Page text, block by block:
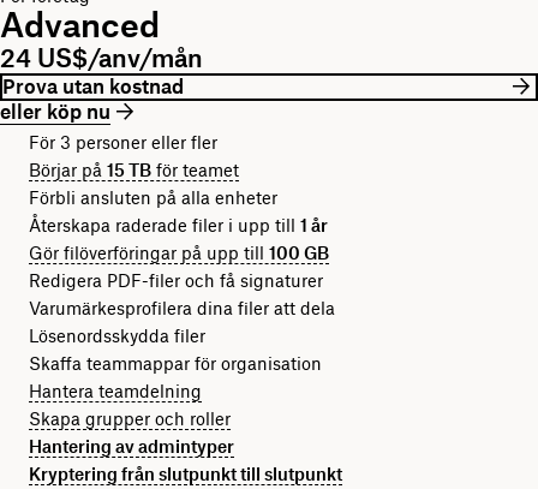
Advanced
24 US$/anv/mån
Prova utan kostnad
eller köp nu
För 3 personer eller fler
Börjar på 15 TB för teamet
Förbli ansluten på alla enheter
Återskapa raderade filer i upp till 1 år
Gör filöverföringar på upp till 100 GB
Redigera PDF-filer och få signaturer
Varumärkesprofilera dina filer att dela
Lösenordsskydda filer
Skaffa teammappar för organisation
Hantera teamdelning
Skapa grupper och roller
Hantering av admintyper
Kryptering från slutpunkt till slutpunkt